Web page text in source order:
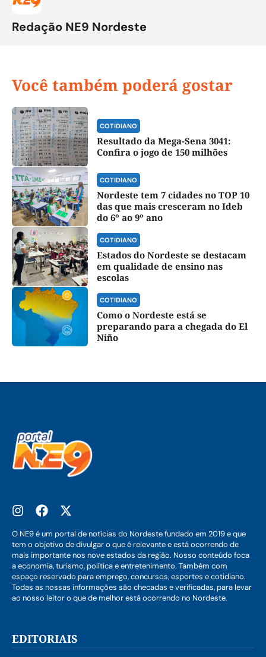
Redação NE9 Nordeste
Você também poderá gostar
COTIDIANO
Resultado da Mega-Sena 3041:
Confira o jogo de 150 milhões
COTIDIANO
Nordeste tem 7 cidades no TOP 10
das que mais cresceram no Ideb
do 6º ao 9º ano
COTIDIANO
Estados do Nordeste se destacam
em qualidade de ensino nas
escolas
COTIDIANO
Como o Nordeste está se
preparando para a chegada do El
Niño
O NE9 é um portal de notícias do Nordeste fundado em 2019 e que
tem o objetivo de divulgar o que é relevante e está ocorrendo de
mais importante nos nove estados da região. Nosso conteúdo foca
a economia, turismo, política e entretenimento. Também com
espaço reservado para emprego, concursos, esportes e cotidiano.
Todas as nossas informações são checadas e verificadas, para levar
ao nosso leitor o que de melhor está ocorrendo no Nordeste.
EDITORIAIS